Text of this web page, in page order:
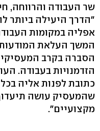
שר העבודה והרווחה,
"הדרך היעילה ביותר
אפליה במקומות
המשך העלאת המודעות
הסברה בקרב
הזדמנויות בעבודה.
כתובת לפנות אליה
שהמעסיק עושה
מקצועיים".